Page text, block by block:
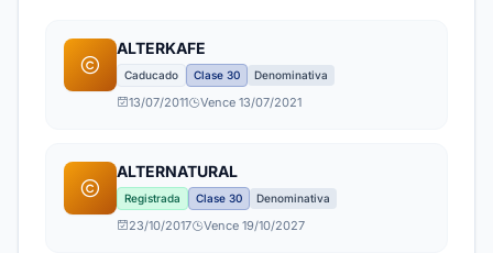
ALTERKAFE
Caducado Clase 30 Denominativa
13/07/2011 Vence 13/07/2021
ALTERNATURAL
Registrada Clase 30 Denominativa
23/10/2017 Vence 19/10/2027